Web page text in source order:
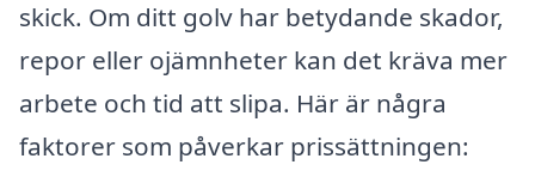
skick. Om ditt golv har betydande skador,
repor eller ojämnheter kan det kräva mer
arbete och tid att slipa. Här är några
faktorer som påverkar prissättningen: